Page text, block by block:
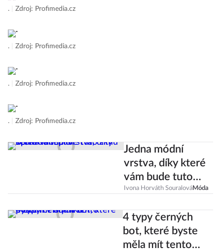
. Zdroj: Profimedia.cz
. Zdroj: Profimedia.cz
. Zdroj: Profimedia.cz
. Zdroj: Profimedia.cz
Jedna módní
vrstva, díky které
vám bude tuto
zimu opravdu
Ivona Horváth SouralováMóda
4 typy černých
bot, které byste
měla mít tento